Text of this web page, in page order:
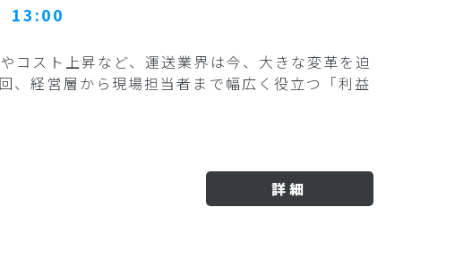
13:00
コスト上昇など、運送業界は今、大きな変革を迫
、経営層から現場担当者まで幅広く役立つ「利益
詳細